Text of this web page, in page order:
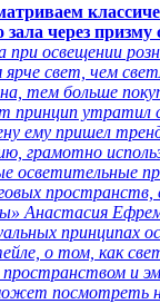
зала через
при освещении
свет, чем
тем больше
принцип утратил
ему пришел
грамотно
осветительные
пространств,
Анастасия
принципах
о том, как
и
посмотреть